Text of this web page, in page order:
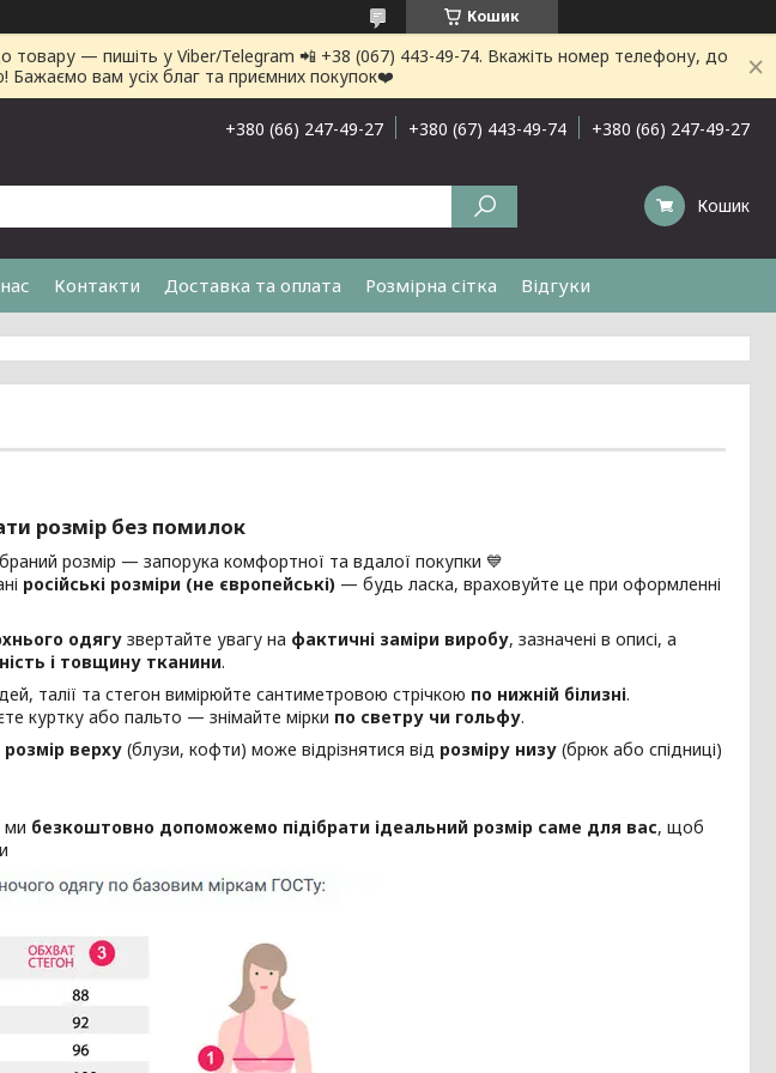
Кошик
— пишіть у Viber/Telegram 📲 +38 (067) 443-49-74. Вкажіть номер телефону, до
Бажаємо вам усіх благ та приємних покупок❤️
+380 (66) 247-49-27 +380 (67) 443-49-74 +380 (66) 247-49-27
Кошик
Контакти Доставка та оплата Розмірна сітка Відгуки
розмір без помилок
розмір — запорука комфортної та вдалої покупки 💙
російські розміри (не європейські) — будь ласка, враховуйте це при оформленні
одягу звертайте увагу на фактичні заміри виробу, зазначені в описі, а
і товщину тканини.
талії та стегон вимірюйте сантиметровою стрічкою по нижній білизні.
куртку або пальто — знімайте мірки по светру чи гольфу.
розмір верху (блузи, кофти) може відрізнятися від розміру низу (брюк або спідниці)
ми безкоштовно допоможемо підібрати ідеальний розмір саме для вас, щоб